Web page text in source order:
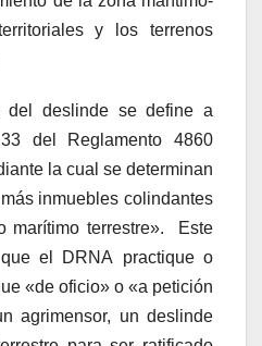
y los terrenos
del deslinde se define a
del Reglamento 4860
la cual se determinan
inmuebles colindantes
marítimo terrestre». Este
el DRNA practique o
«de oficio» o «a petición
agrimensor, un deslinde